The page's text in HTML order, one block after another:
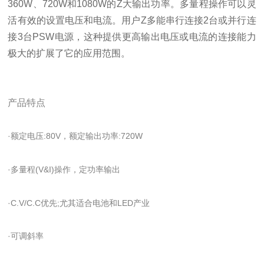
360W、720W和1080W的Z大输出功率。多量程操作可以灵
活有效的设置电压和电流。用户Z多能串行连接2台或并行连
接3台PSW电源，这种提供更高输出电压或电流的连接能力
极大的扩展了它的应用范围。
产品特点
·额定电压:80V，额定输出功率:720W
·多量程(V&I)操作，定功率输出
·C.V/C.C优先;尤其适合电池和LED产业
·可调斜率